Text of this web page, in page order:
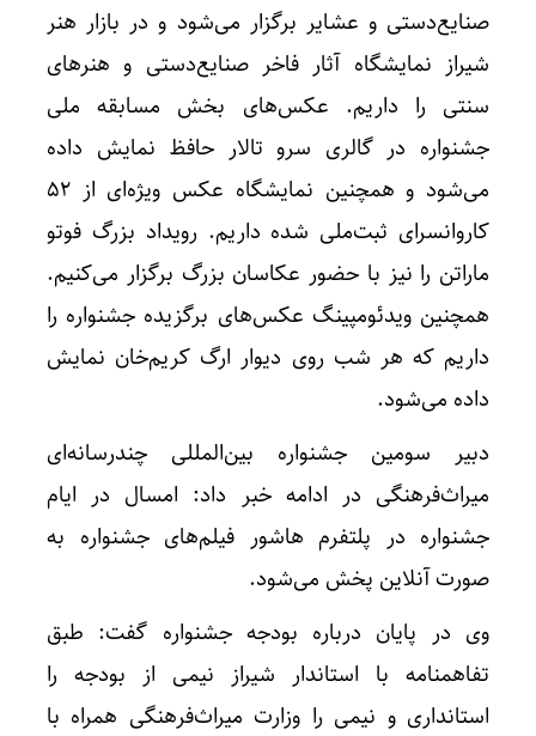
صنایع‌دستی و عشایر برگزار می‌شود و در بازار هنر
شیراز نمایشگاه آثار فاخر صنایع‌دستی و هنرهای
سنتی را داریم. عکس‌های بخش مسابقه ملی
جشنواره در گالری سرو تالار حافظ نمایش داده
می‌شود و همچنین نمایشگاه عکس ویژه‌ای از ۵۲
کاروانسرای ثبت‌ملی شده داریم. رویداد بزرگ فوتو
ماراتن را نیز با حضور عکاسان بزرگ‌ برگزار می‌کنیم.
همچنین ویدئومپینگ عکس‌های برگزیده جشنواره را
داریم که هر شب روی دیوار ارگ‌ کریم‌خان نمایش
داده می‌شود.
دبیر سومین جشنواره بین‌المللی چندرسانه‌ای
میراث‌فرهنگی در ادامه خبر داد: امسال در ایام‌
جشنواره در پلتفرم هاشور فیلم‌های جشنواره به
صورت آنلاین پخش می‌شود.
وی در پایان درباره بودجه جشنواره گفت: طبق
تفاهمنامه با استاندار شیراز نیمی از بودجه را
استانداری و نیمی را وزارت میراث‌فرهنگی همراه با